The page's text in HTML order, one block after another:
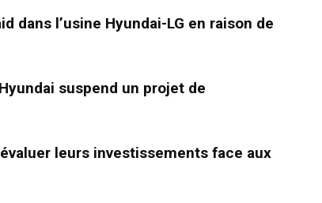
dans l’usine Hyundai-LG en raison de
suspend un projet de
leurs investissements face aux